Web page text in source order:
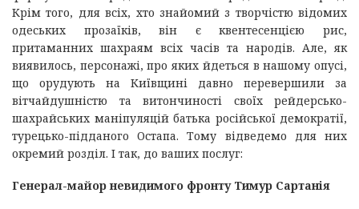
Крім того, для всіх, хто знайомий з творчістю відомих
одеських прозаїків, він є квентесенцією рис,
притаманних шахраям всіх часів та народів. Але, як
виявилось, персонажі, про яких йдеться в нашому опусі,
що орудують на Київщині давно перевершили за
вітчайдушністю та витончиності своїх рейдерсько-
шахрайських маніпуляцій батька російської демократії,
турецько-підданого Остапа. Тому відведемо для них
окремий розділ. І так, до ваших послуг:
Генерал-майор невидимого фронту Тимур Сартанія